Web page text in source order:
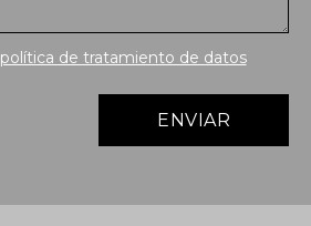
política de tratamiento de datos